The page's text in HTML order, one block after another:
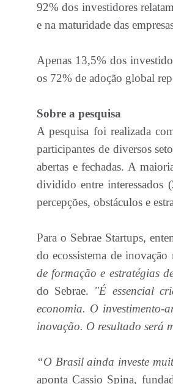
92% dos investidores
e na maturidade das
Apenas 13,5% dos
os 72% de adoção global
Sobre a pesquisa
A pesquisa foi realizada
participantes de diversos
abertas e fechadas. A
dividido entre interessados
percepções, obstáculos e
Para o Sebrae Startups,
do ecossistema de inovação
de formação e estratégias
do Sebrae. "É essencial
economia. O investimento-
inovação. O resultado será
“O Brasil ainda investe
aponta Cassio Spina,